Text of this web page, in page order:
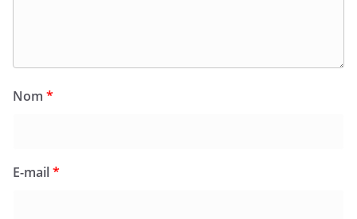
Nom *
E-mail*